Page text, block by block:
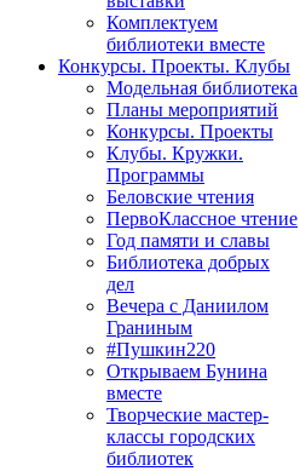
Комплектуем
библиотеки вместе
Конкурсы. Проекты. Клубы
Модельная библиотека
Планы мероприятий
Конкурсы. Проекты
Клубы. Кружки.
Программы
Беловские чтения
ПервоКлассное чтение
Год памяти и славы
Библиотека добрых
дел
Вечера с Даниилом
Граниным
#Пушкин220
Открываем Бунина
вместе
Творческие мастер-
классы городских
библиотек